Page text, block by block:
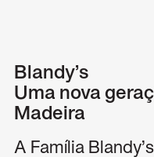
Blandy’s
Uma nova
Madeira
A Família